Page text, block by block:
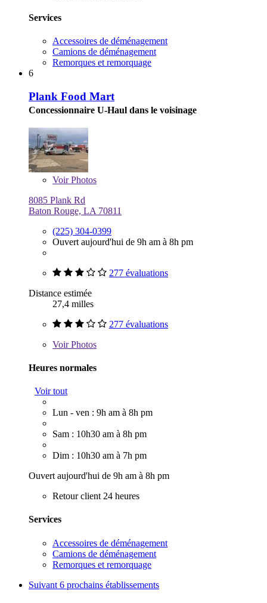
Services
Accessoires de déménagement
Camions de déménagement
Remorques et remorquage
6
Plank Food Mart
Concessionnaire U-Haul dans le voisinage
VoirPhotos
8085 Plank Rd
Baton Rouge, LA 70811
(225) 304-0399
Ouvert aujourd'hui de 9h am à 8h pm
277 évaluations
Distance estimée
27,4 milles
277 évaluations
VoirPhotos
Heures normales
Voir tout
Lun - ven : 9h am à 8h pm
Sam : 10h30 am à 8h pm
Dim : 10h30 am à 7h pm
Ouvert aujourd'hui de 9h am à 8h pm
Retour client 24 heures
Services
Accessoires de déménagement
Camions de déménagement
Remorques et remorquage
Suivant 6 prochains établissements